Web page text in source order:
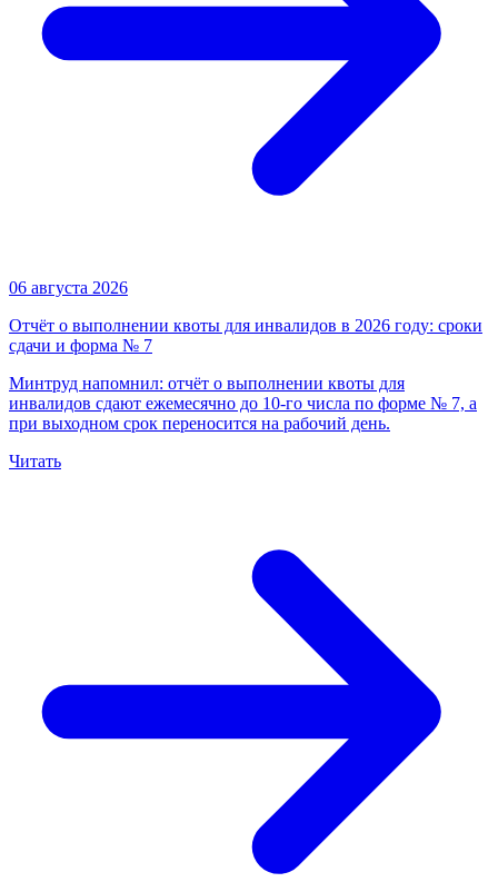
06 августа 2026
Отчёт о выполнении квоты для инвалидов в 2026 году: сроки
сдачи и форма № 7
Минтруд напомнил: отчёт о выполнении квоты для
инвалидов сдают ежемесячно до 10-го числа по форме № 7, а
при выходном срок переносится на рабочий день.
Читать